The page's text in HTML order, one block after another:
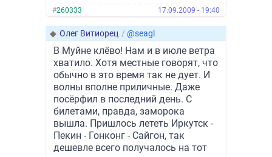
#260333 17.09.2009 - 19:40
◆ Олег Витиорец / @seagl
В Муйне клёво! Нам и в июле ветра
хватило. Хотя местные говорят, что
обычно в это время так не дует. И
волны вполне приличные. Даже
посёрфил в последний день. С
билетами, правда, заморока
вышла. Пришлось лететь Иркутск -
Пекин - Гонконг - Сайгон, так
дешевле всего получалось на тот